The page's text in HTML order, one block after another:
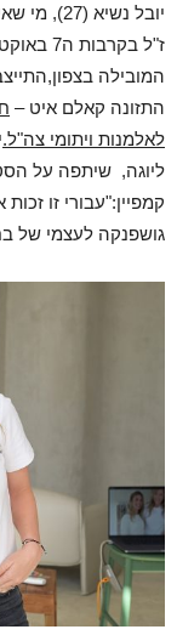
יובל
ז"ל
המובילה
התזונה קאלם איט –
לאלמנות ויתומי צה"ל.
ליוגה, שיתפה על
קמפיין:"עבורי זו
גושפנקה לעצמי של